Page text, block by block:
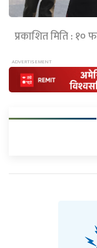
प्रकाशित मिति :